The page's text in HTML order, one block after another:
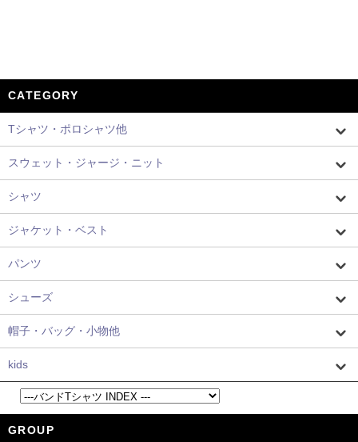
CATEGORY
Tシャツ・ポロシャツ他
スウェット・ジャージ・ニット
シャツ
ジャケット・ベスト
パンツ
シューズ
帽子・バッグ・小物他
kids
GROUP